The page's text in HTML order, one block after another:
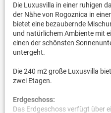
Die Luxusvilla in einer ruhigen
der Nähe von Rogoznica in
bietet eine bezaubernde
und natürlichem Ambiente mit
einen der schönsten
untergeht.
Die 240 m2 große Luxusvilla
zwei Etagen.
Erdgeschoss:
Das Erdgeschoss verfügt über